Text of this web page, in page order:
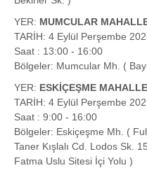
YER: MUMCULAR
TARİH: 4 Eylül Perşembe
Saat : 13:00 - 16:00
Bölgeler: Mumcular Mh. (
YER: ESKİÇEŞME
TARİH: 4 Eylül Perşembe
Saat : 9:00 - 16:00
Bölgeler: Eskiçeşme Mh. (
Taner Kışlalı Cd. Lodos Sk.
Fatma Uslu Sitesi İçi Yolu )